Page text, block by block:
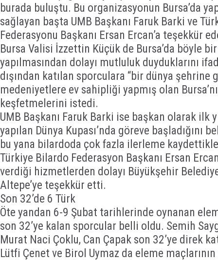
burada buluştu. Bu organizasyonun Bursa’da
sağlayan başta UMB Başkanı Faruk Barki ve
Federasyonu Başkanı Ersan Ercan’a teşekkür
Bursa Valisi İzzettin Küçük de Bursa’da böyle
yapılmasından dolayı mutluluk duyduklarını
dışından katılan sporculara “bir dünya
medeniyetlere ev sahipliği yapmış olan
keşfetmelerini istedi.
UMB Başkanı Faruk Barki ise başkan olarak ilk
yapılan Dünya Kupası’nda göreve başladığını
bu yana bilardoda çok fazla ilerleme
Türkiye Bilardo Federasyon Başkanı Ersan
verdiği hizmetlerden dolayı Büyükşehir
Altepe’ye teşekkür etti.
Son 32’de 6 Türk
Öte yandan 6-9 Şubat tarihlerinde oynanan
son 32’ye kalan sporcular belli oldu. Semih
Murat Naci Çoklu, Can Çapak son 32’ye direk
Lütfi Çenet ve Birol Uymaz da eleme